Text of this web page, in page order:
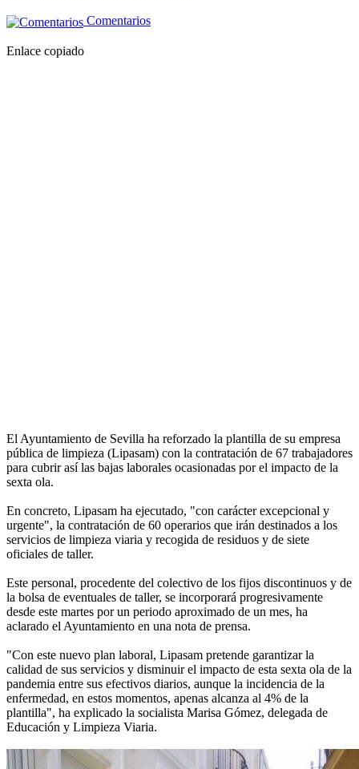
Comentarios
Enlace copiado
El Ayuntamiento de Sevilla ha reforzado la plantilla de su empresa
pública de limpieza (Lipasam) con la contratación de 67 trabajadores
para cubrir así las bajas laborales ocasionadas por el impacto de la
sexta ola.
En concreto, Lipasam ha ejecutado, "con carácter excepcional y
urgente", la contratación de 60 operarios que irán destinados a los
servicios de limpieza viaria y recogida de residuos y de siete
oficiales de taller.
Este personal, procedente del colectivo de los fijos discontinuos y de
la bolsa de eventuales de taller, se incorporará progresivamente
desde este martes por un periodo aproximado de un mes, ha
aclarado el Ayuntamiento en una nota de prensa.
"Con este nuevo plan laboral, Lipasam pretende garantizar la
calidad de sus servicios y disminuir el impacto de esta sexta ola de la
pandemia entre sus efectivos diarios, aunque la incidencia de la
enfermedad, en estos momentos, apenas alcanza al 4% de la
plantilla", ha explicado la socialista Marisa Gómez, delegada de
Educación y Limpieza Viaria.